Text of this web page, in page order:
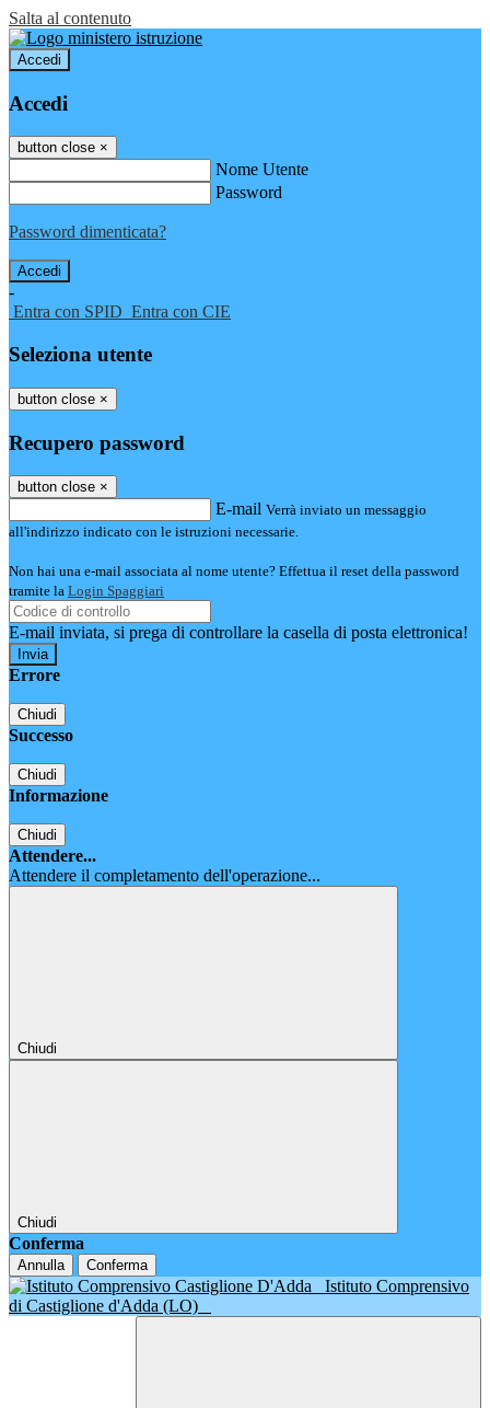
Salta al contenuto
Accedi
Accedi
button close ×
Nome Utente
Password
Password dimenticata?
-
Entra con SPID Entra con CIE
Seleziona utente
button close ×
Recupero password
button close ×
E-mail Verrà inviato un messaggio
all'indirizzo indicato con le istruzioni necessarie.
Non hai una e-mail associata al nome utente? Effettua il reset della password
tramite la Login Spaggiari
E-mail inviata, si prega di controllare la casella di posta elettronica!
Errore
Chiudi
Successo
Chiudi
Informazione
Chiudi
Attendere...
Attendere il completamento dell'operazione...
Chiudi
Chiudi
Conferma
Annulla Conferma
Istituto Comprensivo
di Castiglione d'Adda (LO)